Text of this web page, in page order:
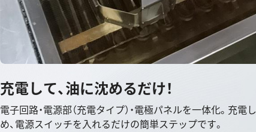
充電して、油に沈めるだけ！
電子回路・電源部（充電タイプ）・電極パネルを一体化。充電
め、電源スイッチを入れるだけの簡単ステップです。